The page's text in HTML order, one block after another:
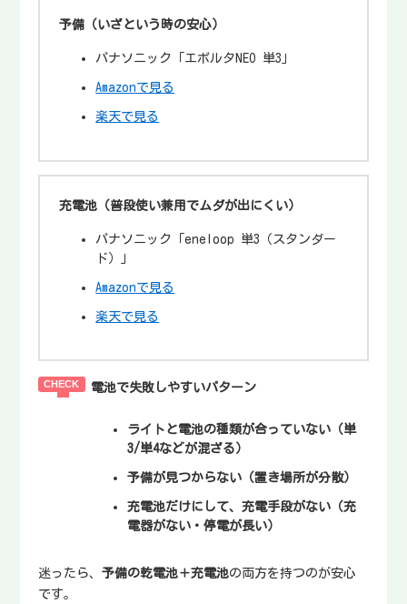
予備（いざという時の安心）
パナソニック「エボルタNEO 単3」
Amazonで見る
楽天で見る
充電池（普段使い兼用でムダが出にくい）
パナソニック「eneloop 単3（スタンダー
ド）」
Amazonで見る
楽天で見る
電池で失敗しやすいパターン
ライトと電池の種類が合っていない（単
3/単4などが混ざる）
予備が見つからない（置き場所が分散）
充電池だけにして、充電手段がない（充
電器がない・停電が長い）
迷ったら、予備の乾電池＋充電池の両方を持つのが安心
です。